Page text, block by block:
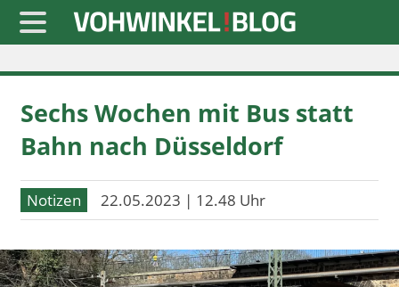
Startseite
» Blaulicht
» Freizeit
» Notizen
» Politik
» Sport
Sechs Wochen mit Bus statt
Bahn nach Düsseldorf
Notizen 22.05.2023 | 12.48 Uhr